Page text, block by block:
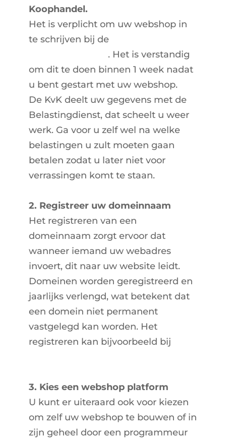
Koophandel.
Het is verplicht om uw webshop in
te schrijven bij de
. Het is verstandig
om dit te doen binnen 1 week nadat
u bent gestart met uw webshop.
De KvK deelt uw gegevens met de
Belastingdienst, dat scheelt u weer
werk. Ga voor u zelf wel na welke
belastingen u zult moeten gaan
betalen zodat u later niet voor
verrassingen komt te staan.
2. Registreer uw domeinnaam
Het registreren van een
domeinnaam zorgt ervoor dat
wanneer iemand uw webadres
invoert, dit naar uw website leidt.
Domeinen worden geregistreerd en
jaarlijks verlengd, wat betekent dat
een domein niet permanent
vastgelegd kan worden. Het
registreren kan bijvoorbeeld bij
3. Kies een webshop platform
U kunt er uiteraard ook voor kiezen
om zelf uw webshop te bouwen of in
zijn geheel door een programmeur